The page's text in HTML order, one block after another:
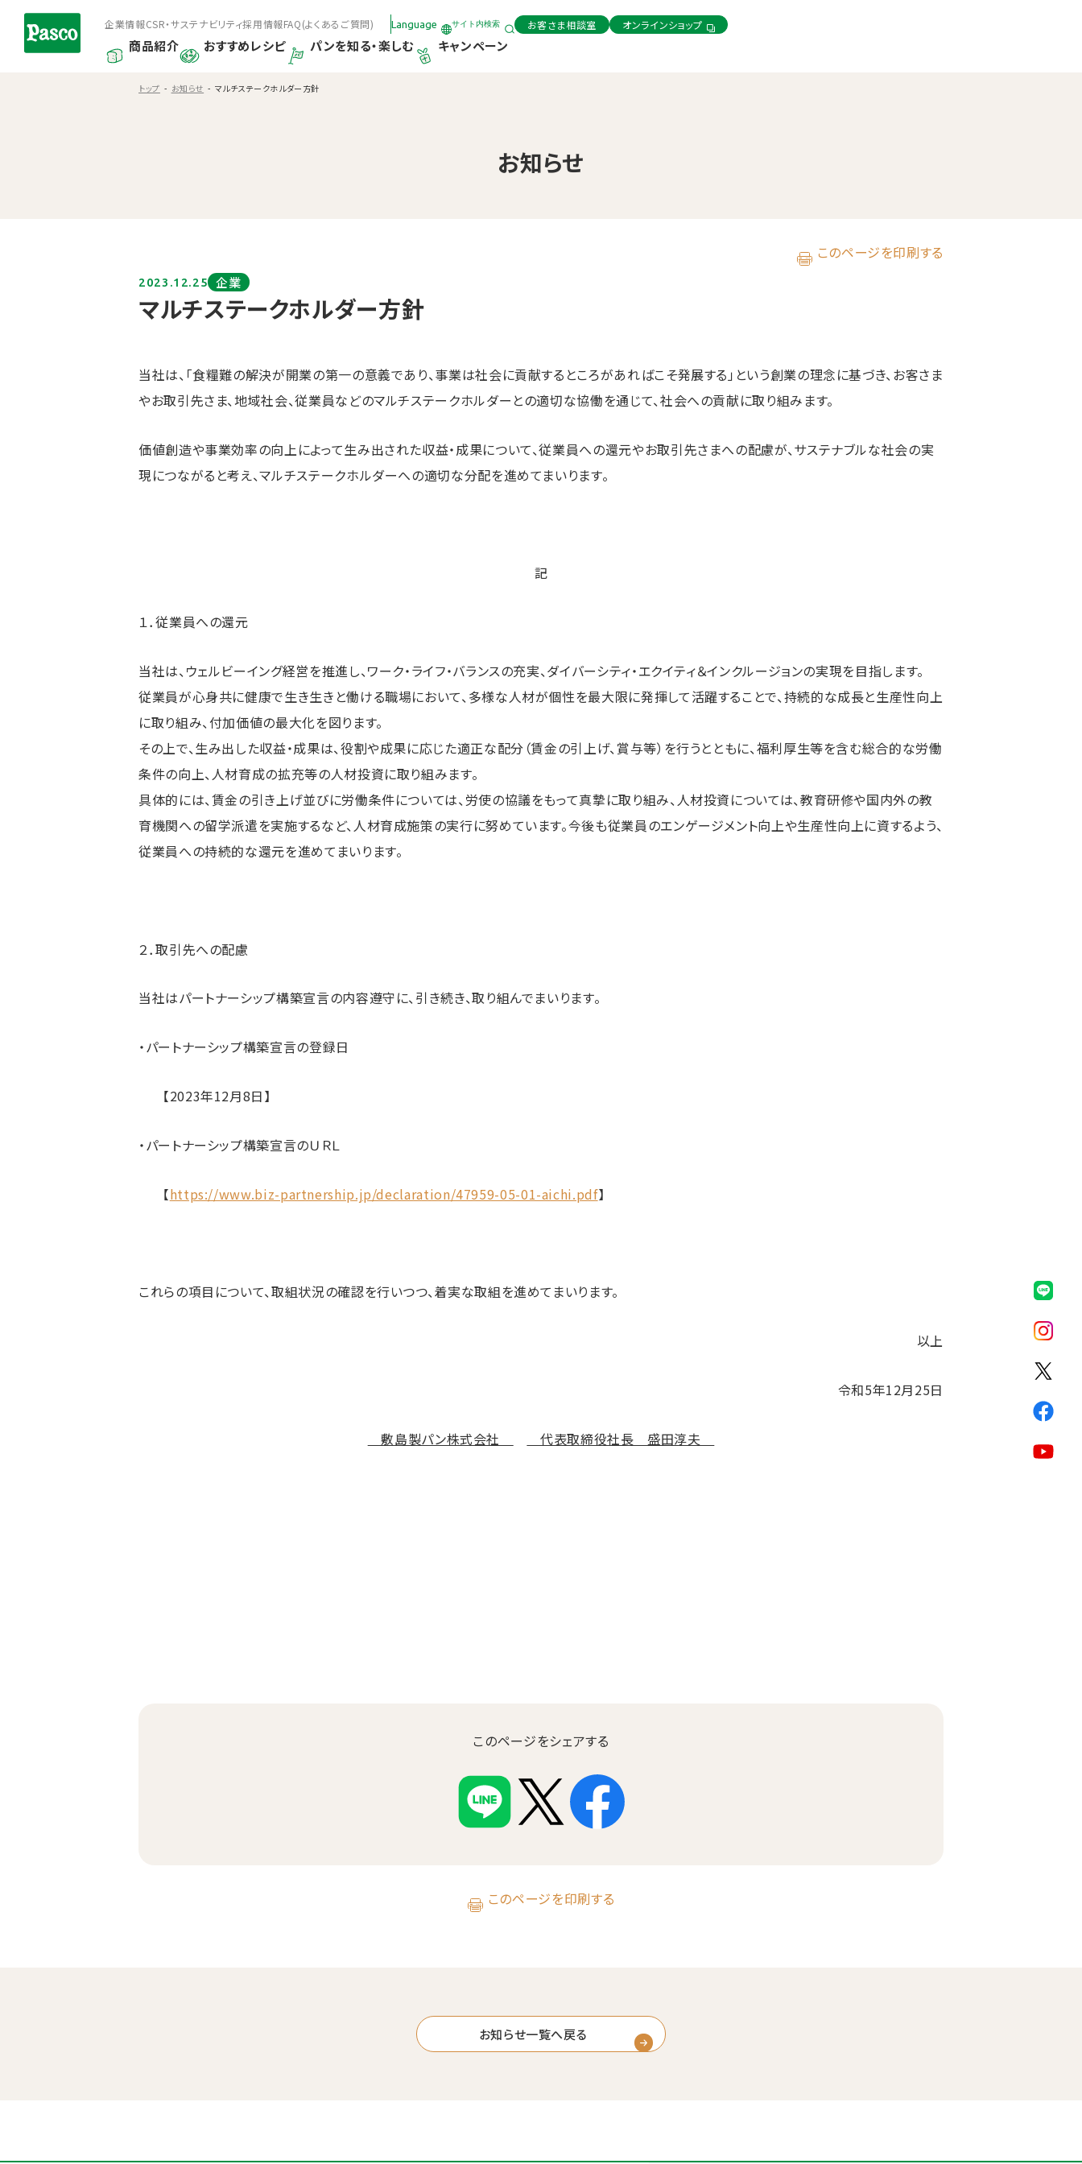
商品紹介 おすすめレシピ パンを知る・楽しむ キャンペーン
サイト内検索
Language
企業情報CSR・サステナビリティ採用情報FAQ(よくあるご質問) お客さま相談室 オンラインショップ
トップ お知らせ マルチステークホルダー方針
お知らせ
マルチステークホルダー方針
2023.12.25 企業
このページを印刷する
当社は、「食糧難の解決が開業の第一の意義であり、事業は社会に貢献するところがあればこそ発展する」という創業の理念に基づき、お客さま
やお取引先さま、地域社会、従業員などのマルチステークホルダーとの適切な協働を通じて、社会への貢献に取り組みます。
価値創造や事業効率の向上によって生み出された収益・成果について、従業員への還元やお取引先さまへの配慮が、サステナブルな社会の実
現につながると考え、マルチステークホルダーへの適切な分配を進めてまいります。
記
１．従業員への還元
当社は、ウェルビーイング経営を推進し、ワーク・ライフ・バランスの充実、ダイバーシティ・エクイティ＆インクルージョンの実現を目指します。
従業員が心身共に健康で生き生きと働ける職場において、多様な人材が個性を最大限に発揮して活躍することで、持続的な成長と生産性向上
に取り組み、付加価値の最大化を図ります。
その上で、生み出した収益・成果は、役割や成果に応じた適正な配分（賃金の引上げ、賞与等）を行うとともに、福利厚生等を含む総合的な労働
条件の向上、人材育成の拡充等の人材投資に取り組みます。
具体的には、賃金の引き上げ並びに労働条件については、労使の協議をもって真摯に取り組み、人材投資については、教育研修や国内外の教
育機関への留学派遣を実施するなど、人材育成施策の実行に努めています。今後も従業員のエンゲージメント向上や生産性向上に資するよう、
従業員への持続的な還元を進めてまいります。
２．取引先への配慮
当社はパートナーシップ構築宣言の内容遵守に、引き続き、取り組んでまいります。
・パートナーシップ構築宣言の登録日
【2023年12月8日】
・パートナーシップ構築宣言のＵＲＬ
【https://www.biz-partnership.jp/declaration/47959-05-01-aichi.pdf】
これらの項目について、取組状況の確認を行いつつ、着実な取組を進めてまいります。
以上
令和5年12月25日
敷島製パン株式会社 代表取締役社長 盛田淳夫
このページをシェアする
このページを印刷する
お知らせ一覧へ戻る